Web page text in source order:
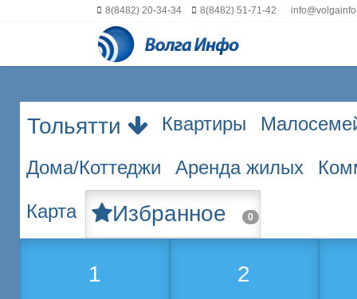
8(8482) 20-34-34 8(8482) 51-71-42
Тольятти Квартиры
Дома/Коттеджи Аренда жилых
Карта Избранное 0
1 2